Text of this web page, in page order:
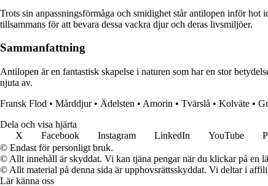
Trots sin anpassningsförmåga och smidighet står antilopen inför
tillsammans för att bevara dessa vackra djur och deras livsmiljöer.
Sammanfattning
Antilopen är en fantastisk skapelse i naturen som har en stor
njuta av.
Fransk Flod • Mårddjur• Ädelsten • Amorin • Tvärslå • Kolväte •
Dela och visa hjärta
X
Facebook Instagram LinkedIn YouTube
© Endast för personligt bruk.
© Allt innehåll är skyddat. Vi kan tjäna pengar när du klickar på en
© Allt material på denna sida är upphovsrättsskyddat. Vi deltar i
Lär känna oss